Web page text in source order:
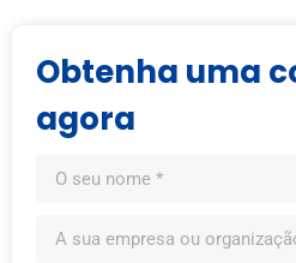
Obtenha uma
agora